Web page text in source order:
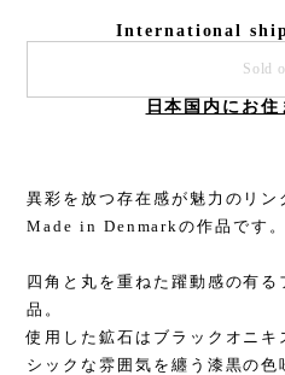
International
Sold
日本国内にお
異彩を放つ存在感が魅力のリン
Made in Denmarkの作品です。
四角と丸を重ねた躍動感の有
品。
使用した鉱石はブラックオニキ
シックな雰囲気を纏う漆黒の色